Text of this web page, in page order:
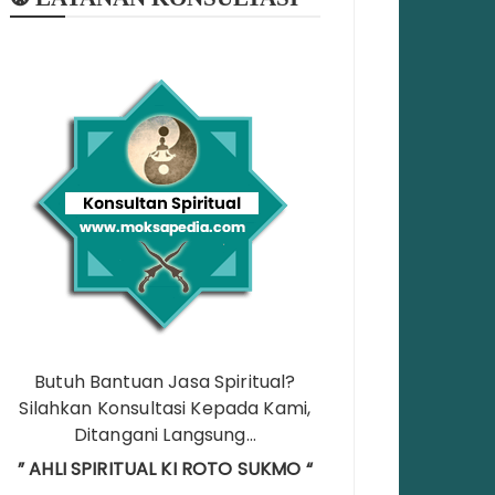
Butuh Bantuan Jasa Spiritual?
Silahkan Konsultasi Kepada Kami,
Ditangani Langsung…
” AHLI SPIRITUAL KI ROTO SUKMO “